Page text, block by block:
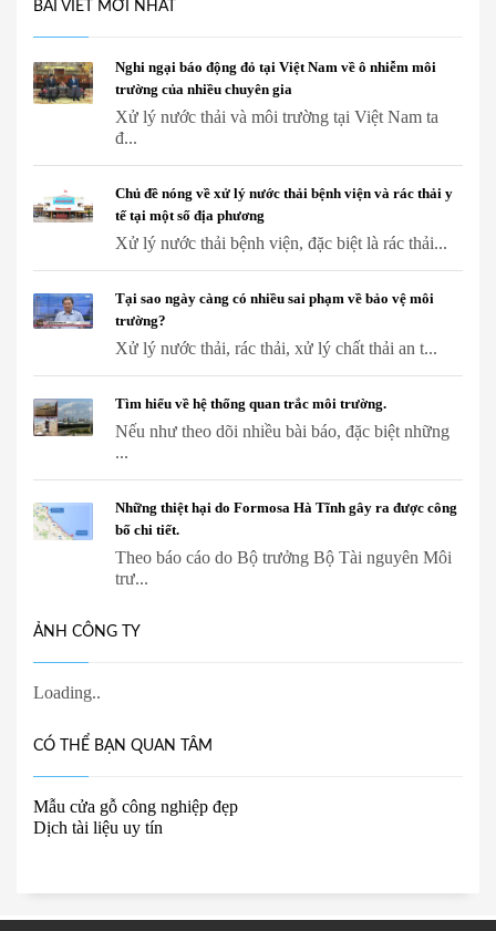
BÀI VIẾT MỚI NHẤT
Nghi ngại báo động đỏ tại Việt Nam về ô nhiễm môi
trường của nhiều chuyên gia
Xử lý nước thải và môi trường tại Việt Nam ta
đ...
Chủ đề nóng về xử lý nước thải bệnh viện và rác thải y
tế tại một số địa phương
Xử lý nước thải bệnh viện, đặc biệt là rác thải...
Tại sao ngày càng có nhiều sai phạm về bảo vệ môi
trường?
Xử lý nước thải, rác thải, xử lý chất thải an t...
Tìm hiểu về hệ thống quan trắc môi trường.
Nếu như theo dõi nhiều bài báo, đặc biệt những
...
Những thiệt hại do Formosa Hà Tĩnh gây ra được công
bố chi tiết.
Theo báo cáo do Bộ trưởng Bộ Tài nguyên Môi
trư...
ẢNH CÔNG TY
CÓ THỂ BẠN QUAN TÂM
Mẫu cửa gỗ công nghiệp đẹp
Dịch tài liệu uy tín